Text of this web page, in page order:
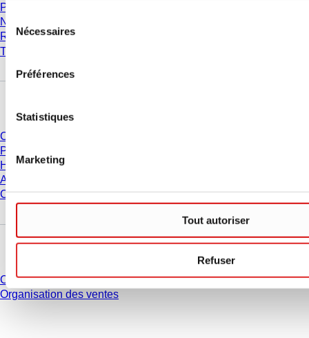
du
consentement
Nécessaires
Préférences
Statistiques
Marketing
Tout autoriser
Refuser
Propriétés des matériaux
Niveaux de pureté
Résistance chimique
Tubes SARSTEDT de cryoconservation
Carrière
Présentation
Historique
Achats et logistique
Code de Conduite
Avez-vous des questions ?
Contact
Organisation des ventes